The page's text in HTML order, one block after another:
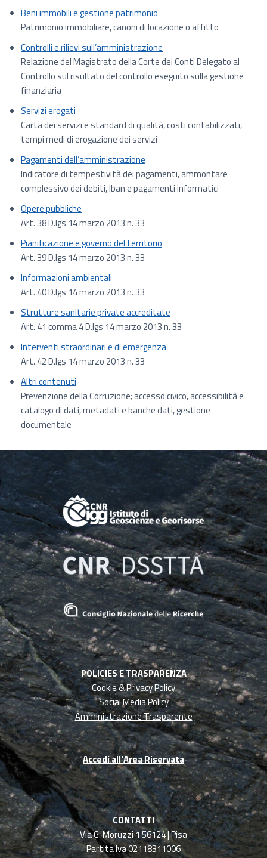
Beni immobili e gestione patrimonio
Patrimonio immobiliare, canoni di locazione o affitto
Controlli e rilievi sull’amministrazione
Relazione del Magistrato della Corte dei Conti Delegato al
Controllo sul risultato del controllo eseguito sulla gestione
finanziaria
Servizi erogati
Carta dei servizi e standard di qualità, costi contabilizzati,
tempi medi di erogazione dei servizi
Pagamenti dell’amministrazione
Indicatore di tempestività dei pagamenti, ammontare
complessivo dei debiti, Iban e pagamenti informatici
Opere pubbliche
Art. 38 D.lgs 14 marzo 2013 n. 33
Pianificazione e governo del territorio
Art. 39 D.lgs 14 marzo 2013 n. 33
Informazioni ambientali
Art. 40 D.lgs 14 marzo 2013 n. 33
Strutture sanitarie private accreditate
Art. 41 comma 4 D.lgs 14 marzo 2013 n. 33
Interventi straordinari e di emergenza
Art. 42 D.lgs 14 marzo 2013 n. 33
Altri contenuti
Prevenzione della Corruzione; accesso civico, accessibilità e
catalogo di dati, metadati e banche dati, gestione
documentale
POLICIES E TRASPARENZA
Cookie & Privacy Policy
Social Media Policy
Amministrazione Trasparente
Accedi all'Area Riservata
CONTATTI
Via G. Moruzzi 1 56124 | Pisa
Partita Iva 02118311006